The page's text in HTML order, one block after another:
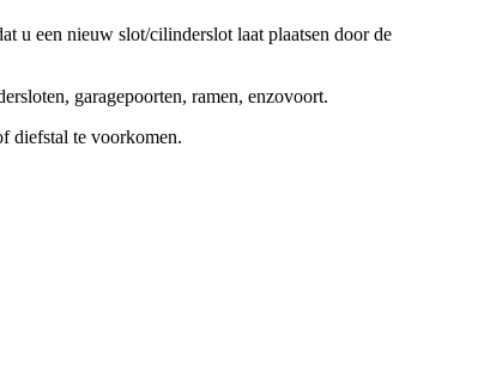
u een nieuw slot/cilinderslot laat plaatsen door de
garagepoorten, ramen, enzovoort.
diefstal te voorkomen.